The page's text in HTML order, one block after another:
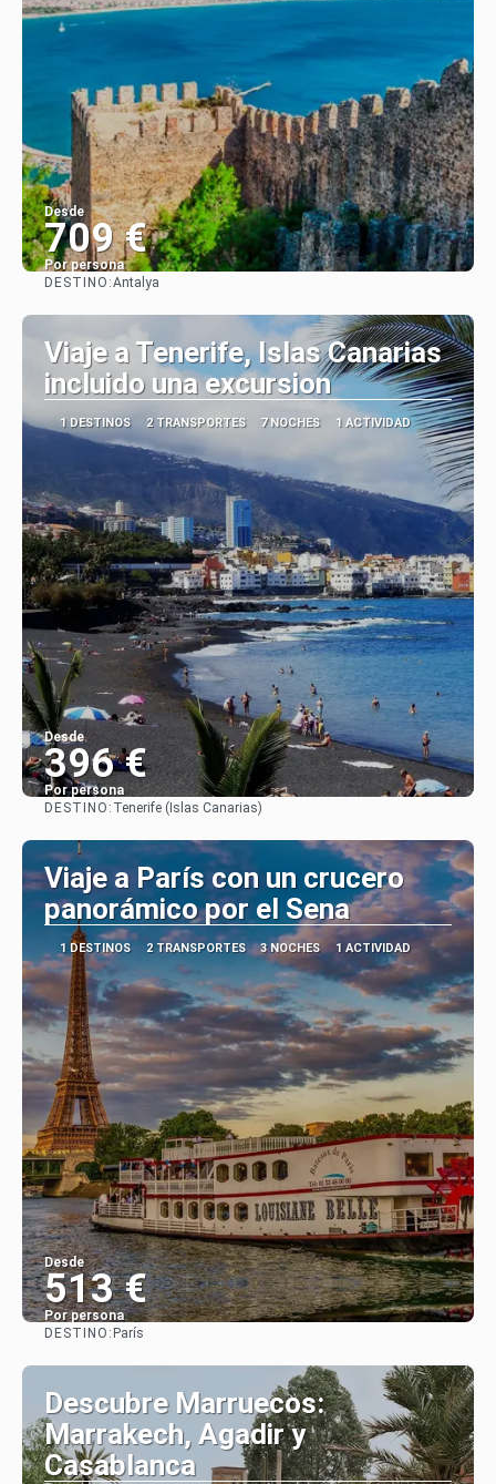
Desde
709 €
Por persona
DESTINO:Antalya
Viaje a Tenerife, Islas Canarias
incluido una excursion
1 DESTINOS 2 TRANSPORTES 7 NOCHES 1 ACTIVIDAD
Desde
396 €
Por persona
Ver
DESTINO: Tenerife (Islas Canarias)
Viaje a París con un crucero
panorámico por el Sena
1 DESTINOS 2 TRANSPORTES 3 NOCHES 1 ACTIVIDAD
Desde
513 €
Por persona
DESTINO: París
Descubre Marruecos:
Marrakech, Agadir y
Casablanca